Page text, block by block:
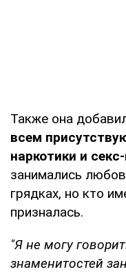
Также она
всем
наркотики и
занимались
грядках, но кто
призналась.
"Я не могу
знаменитостей